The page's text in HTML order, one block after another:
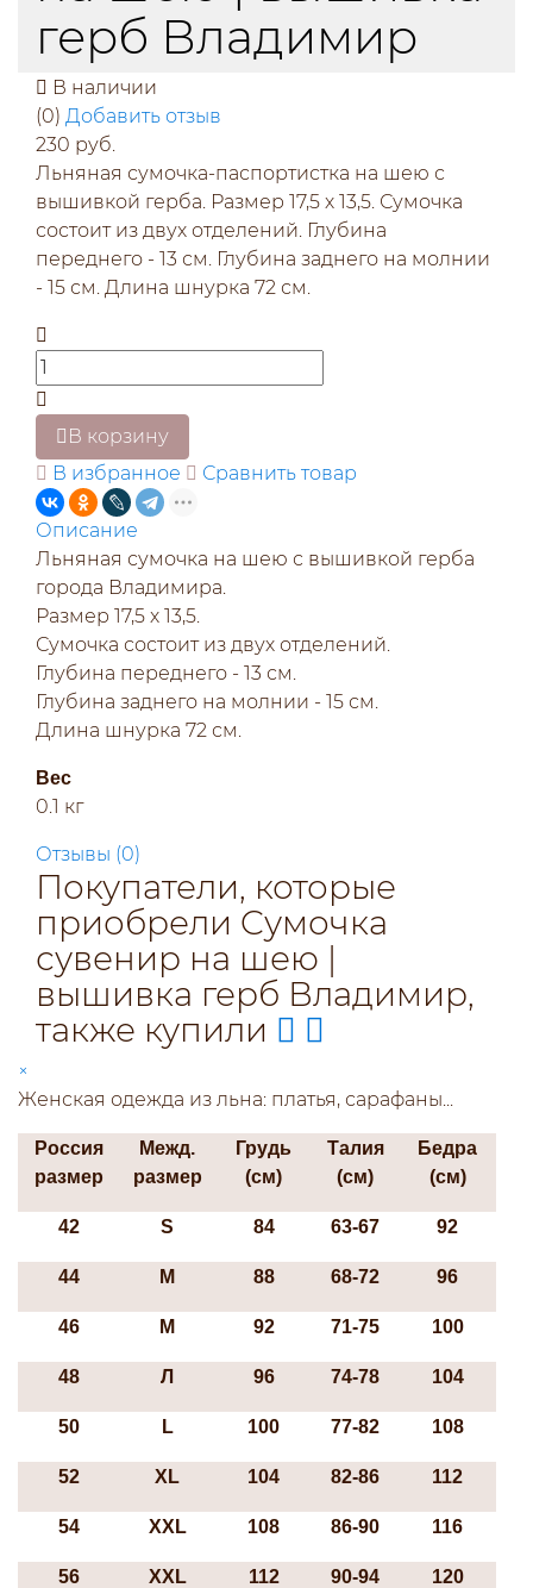
герб Владимир
В наличии
(0) Добавить отзыв
230 руб.
Льняная сумочка-паспортистка на шею с
вышивкой герба. Размер 17,5 х 13,5. Сумочка
состоит из двух отделений. Глубина
переднего - 13 см. Глубина заднего на молнии
- 15 см. Длина шнурка 72 см.
В корзину
В избранное
Сравнить товар
Описание
Льняная сумочка на шею с вышивкой герба
города Владимира.
Размер 17,5 х 13,5.
Сумочка состоит из двух отделений.
Глубина переднего - 13 см.
Глубина заднего на молнии - 15 см.
Длина шнурка 72 см.
Вес
0.1 кг
Отзывы (0)
Покупатели, которые
приобрели Cумочка
сувенир на шею |
вышивка герб Владимир,
также купили
×
Женская одежда из льна: платья, сарафаны...
Россия
размер
Межд.
размер
Грудь
(см)
Талия
(см)
Бедра
(см)
42 S 84 63-67 92
44 М 88 68-72 96
46 М 92 71-75 100
48 Л 96 74-78 104
50 L 100 77-82 108
52 ХL 104 82-86 112
54 XXL 108 86-90 116
56 XXL 112 90-94 120